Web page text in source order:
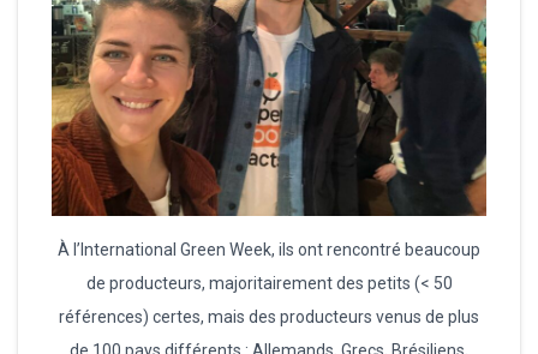
À l’International Green Week, ils ont rencontré beaucoup
de producteurs, majoritairement des petits (< 50
références) certes, mais des producteurs venus de plus
de 100 pays différents : Allemands, Grecs, Brésiliens,